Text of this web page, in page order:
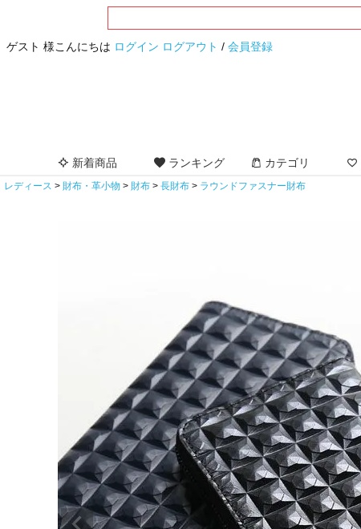
ゲスト 様こんにちは ログイン ログアウト / 会員登録
新着商品 ランキング カテゴリ
レディース 財布・革小物 財布 長財布 ラウンドファスナー財布